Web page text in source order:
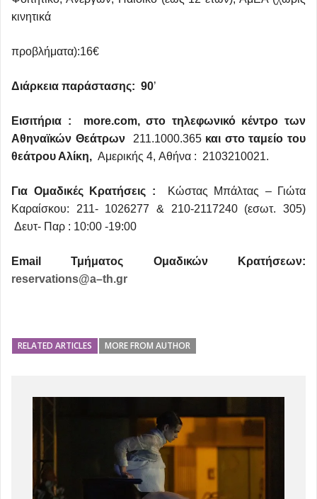
κινητικά
προβλήματα):16€
Διάρκεια παράστασης: 90’
Εισιτήρια : more.com, στο τηλεφωνικό κέντρο των
Αθηναϊκών Θεάτρων 211.1000.365και στο ταμείο του
θεάτρου Αλίκη, Αμερικής 4, Aθήνα : 2103210021.
Για Ομαδικές Κρατήσεις :
Κώστας Μπάλτας – Γιώτα
Καραίσκου: 211- 1026277 & 210-2117240 (εσωτ. 305)
Δευτ- Παρ : 10:00 -19:00
Εmail Τμήματος Ομαδικών Κρατήσεων:
reservations@a–th.gr
RELATED ARTICLES MORE FROM AUTHOR